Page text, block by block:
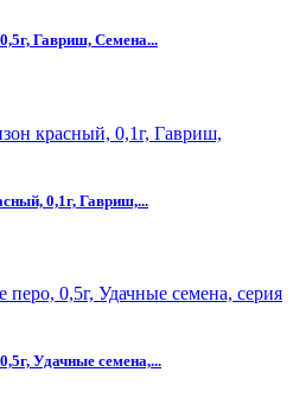
Гавриш, Семена...
0,1г, Гавриш,...
Удачные семена,...